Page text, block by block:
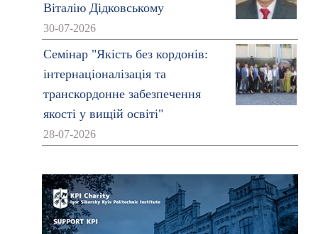
Віталію Дідковському
30-07-2026
Семінар "Якість без кордонів:
інтернаціоналізація та
транскордонне забезпечення
якості у вищій освіті"
28-07-2026